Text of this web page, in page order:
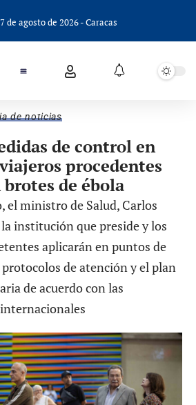
de agosto de 2026 - Caracas
de noticias
de control en
procedentes
brotes de ébola
el ministro de Salud, Carlos
institución que preside y los
aplicarán en puntos de
de atención y el plan
de acuerdo con las